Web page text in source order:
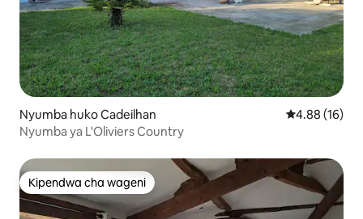
Nyumba huko Cadeilhan Ukadiriaji wa
4.88 (16)
Nyumba ya L'Oliviers Country
Kipendwa cha wageni
Kipendwa cha wageni